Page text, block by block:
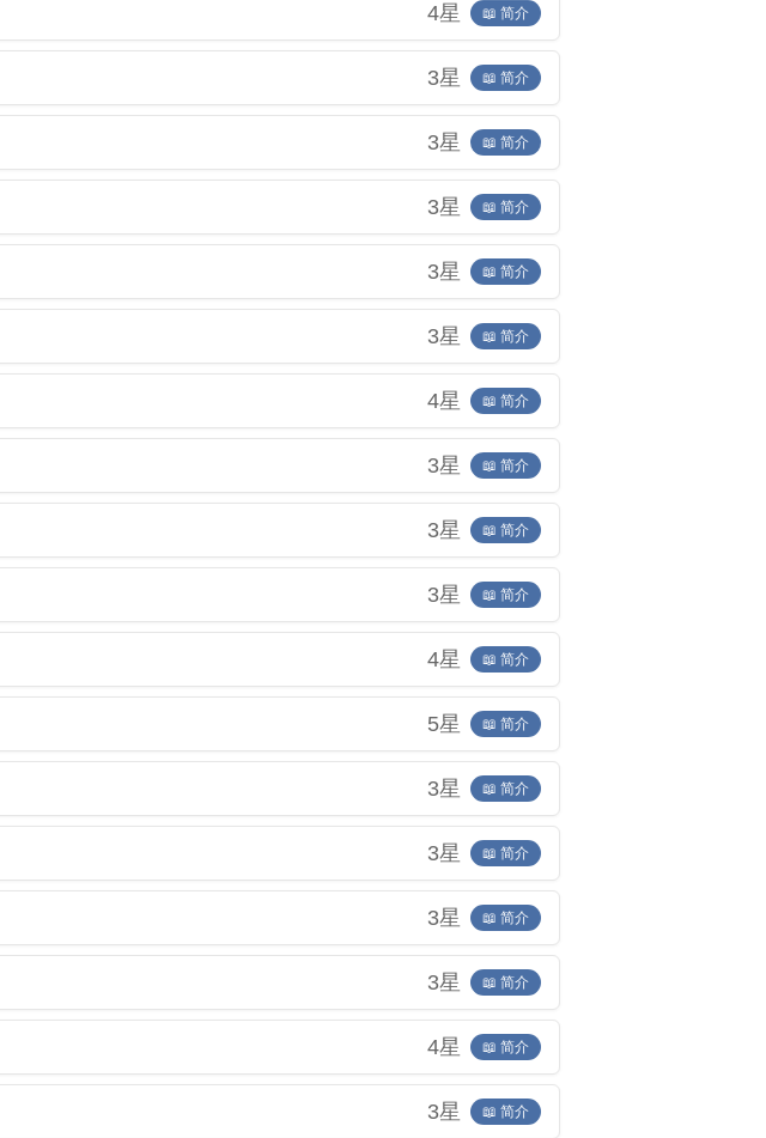
4星 📖 简介
3星 📖 简介
3星 📖 简介
3星 📖 简介
3星 📖 简介
3星 📖 简介
4星 📖 简介
3星 📖 简介
3星 📖 简介
3星 📖 简介
4星 📖 简介
5星 📖 简介
3星 📖 简介
3星 📖 简介
3星 📖 简介
3星 📖 简介
4星 📖 简介
3星 📖 简介